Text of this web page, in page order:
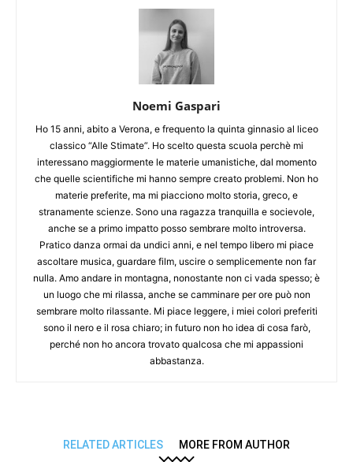
Noemi Gaspari
Ho 15 anni, abito a Verona, e frequento la quinta ginnasio al liceo
classico “Alle Stimate”. Ho scelto questa scuola perchè mi
interessano maggiormente le materie umanistiche, dal momento
che quelle scientifiche mi hanno sempre creato problemi. Non ho
materie preferite, ma mi piacciono molto storia, greco, e
stranamente scienze. Sono una ragazza tranquilla e socievole,
anche se a primo impatto posso sembrare molto introversa.
Pratico danza ormai da undici anni, e nel tempo libero mi piace
ascoltare musica, guardare film, uscire o semplicemente non far
nulla. Amo andare in montagna, nonostante non ci vada spesso; è
un luogo che mi rilassa, anche se camminare per ore può non
sembrare molto rilassante. Mi piace leggere, i miei colori preferiti
sono il nero e il rosa chiaro; in futuro non ho idea di cosa farò,
perché non ho ancora trovato qualcosa che mi appassioni
abbastanza.
RELATED ARTICLES MORE FROM AUTHOR